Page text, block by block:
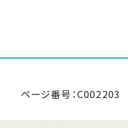
ページ番号：C002203